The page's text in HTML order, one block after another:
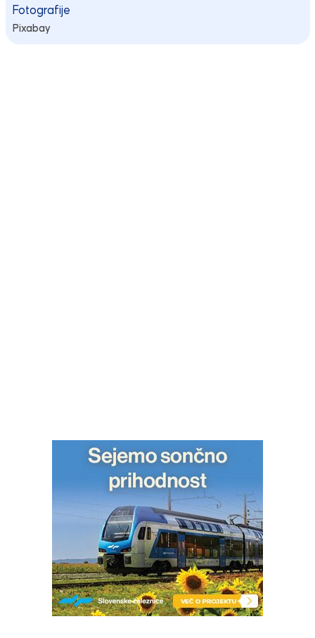
Fotografije
Pixabay